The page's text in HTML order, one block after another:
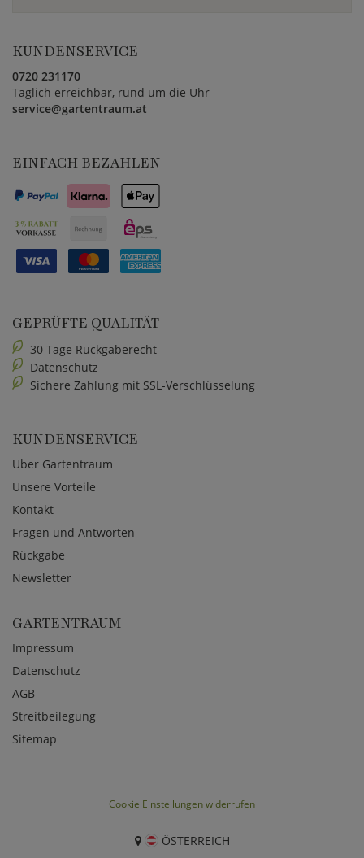
KUNDENSERVICE
0720 231170
Täglich erreichbar, rund um die Uhr
service@gartentraum.at
EINFACH BEZAHLEN
GEPRÜFTE QUALITÄT
30 Tage Rückgaberecht
Datenschutz
Sichere Zahlung mit SSL-Verschlüsselung
KUNDENSERVICE
Über Gartentraum
Unsere Vorteile
Kontakt
Fragen und Antworten
Rückgabe
Newsletter
GARTENTRAUM
Impressum
Datenschutz
AGB
Streitbeilegung
Sitemap
Cookie Einstellungen widerrufen
ÖSTERREICH